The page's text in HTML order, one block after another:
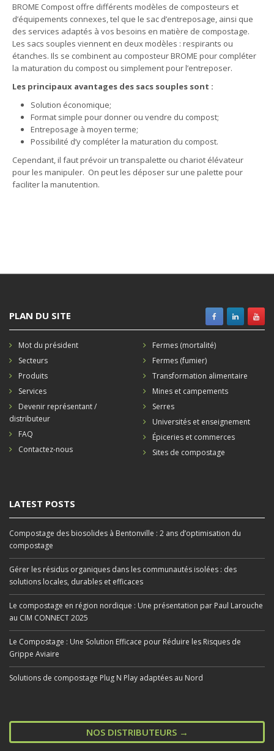
BROME Compost offre différents modèles de composteurs et
d’équipements connexes, tel que le sac d’entreposage, ainsi que
des services adaptés à vos besoins en matière de compostage.
Les sacs souples viennent en deux modèles : respirants ou
étanches. Ils se combinent au composteur BROME pour compléter
la maturation du compost ou simplement pour l’entreposer.
Les principaux avantages des sacs souples sont :
Solution économique;
Format simple pour donner ou vendre du compost;
Entreposage à moyen terme;
Possibilité d’y compléter la maturation du compost.
Cependant, il faut prévoir un transpalette ou chariot élévateur
pour les manipuler. On peut les déposer sur une palette pour
faciliter la manutention.
PLAN DU SITE
Mot du président
Secteurs
Produits
Services
Devenir représentant /
distributeur
FAQ
Contactez-nous
Fermes (mortalité)
Fermes (fumier)
Transformation alimentaire
Mines et campements
Serres
Universités et enseignement
Épiceries et commerces
Sites de compostage
LATEST POSTS
Compostage des biosolides à Bentonville : 2 ans d’optimisation du
compostage
Gérer les résidus organiques dans les communautés isolées : des
solutions locales, durables et efficaces
Le compostage en région nordique : Une présentation par Paul Larouche
au CIM CONNECT 2025
Le Compostage : Une Solution Efficace pour Réduire les Risques de
Grippe Aviaire
Solutions de compostage Plug N Play adaptées au Nord
NOS DISTRIBUTEURS →